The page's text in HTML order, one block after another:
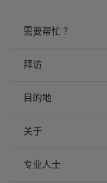
需要帮忙 ？
拜访
目的地
关于
专业人士